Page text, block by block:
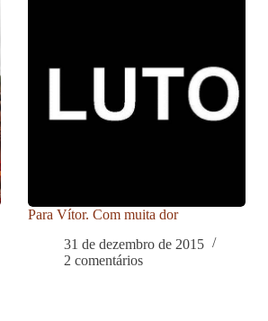
Para Vítor. Com muita dor
31 de dezembro de 2015
2 comentários